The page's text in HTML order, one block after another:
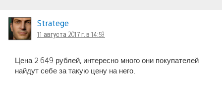
Stratege
11 августа 2017 г. в 14:59
Цена 2 649 рублей, интересно много они покупателей
найдут себе за такую цену на него.